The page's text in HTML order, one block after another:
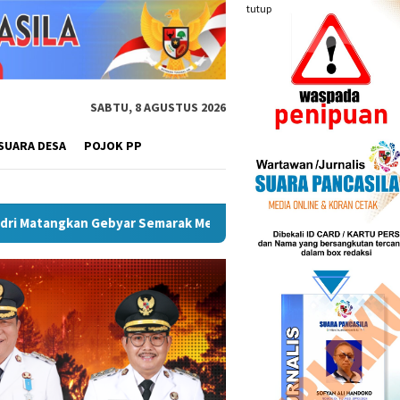
tutup
SABTU, 8 AGUSTUS 2026
DESA POJOK PP
Merah Putih, Siapkan Event Besar Dongkrak UMKM Dan